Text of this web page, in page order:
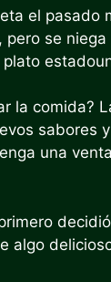
el pasado
se
la comida?
sabores
una
algo